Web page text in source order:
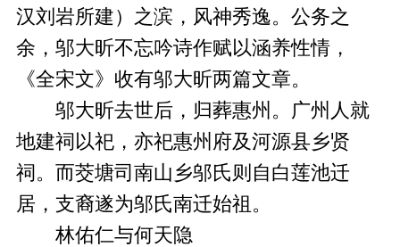
汉刘岩所建）之滨，风神秀逸。公务之
余，邬大昕不忘吟诗作赋以涵养性情，
《全宋文》收有邬大昕两篇文章。
邬大昕去世后，归葬惠州。广州人就
地建祠以祀，亦祀惠州府及河源县乡贤
祠。而茭塘司南山乡邬氏则自白莲池迁
居，支裔遂为邬氏南迁始祖。
林佑仁与何天隐